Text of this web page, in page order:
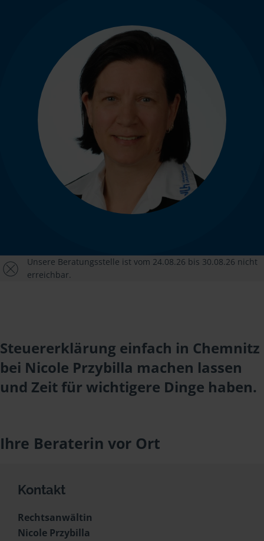
Unsere Beratungsstelle ist vom 24.08.26 bis 30.08.26 nicht
erreichbar.
Steuererklärung einfach in Chemnitz
bei Nicole Przybilla machen lassen
und Zeit für wichtigere Dinge haben.
Ihre Beraterin vor Ort
Kontakt
Rechtsanwältin
Nicole Przybilla